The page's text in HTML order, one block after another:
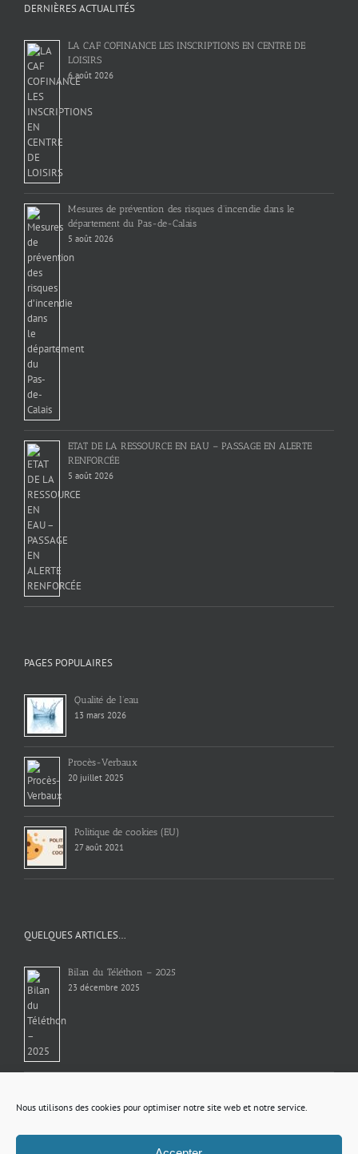
Nous utilisons des cookies pour optimiser notre site web et notre service.
DERNIÈRES ACTUALITÉS
LA CAF COFINANCE LES INSCRIPTIONS EN CENTRE DE
LOISIRS
6 août 2026
Mesures de prévention des risques d’incendie dans le
département du Pas-de-Calais
5 août 2026
ETAT DE LA RESSOURCE EN EAU – PASSAGE EN ALERTE
RENFORCÉE
5 août 2026
PAGES POPULAIRES
Qualité de l’eau
13 mars 2026
Procès-Verbaux
20 juillet 2025
Politique de cookies (EU)
27 août 2021
QUELQUES ARTICLES…
Bilan du Téléthon – 2025
23 décembre 2025
4 novembre 2022
Déchetterie intercommunale